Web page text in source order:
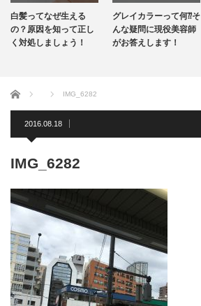
白髪ってなぜ生える
の？原因を知って正し
く対処しましょう！
グレイカラーって何⁇そ
んな疑問に現役美容師
がお答えします！
ホーム IMG_6282
2016.08.18
IMG_6282